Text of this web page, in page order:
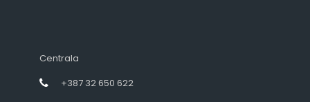
Centrala
+387 32 650 622